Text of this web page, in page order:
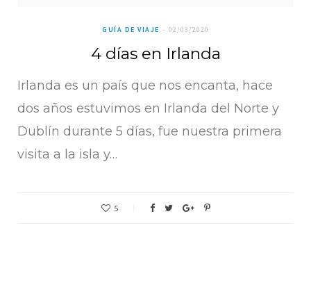
GUÍA DE VIAJE 02/03/2020
4 días en Irlanda
Irlanda es un país que nos encanta, hace
dos años estuvimos en Irlanda del Norte y
Dublín durante 5 días, fue nuestra primera
visita a la isla y…
5